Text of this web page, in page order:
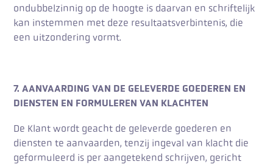
ondubbelzinnig op de hoogte is daarvan en schriftelijk
kan instemmen met deze resultaatsverbintenis, die
een uitzondering vormt.
7. AANVAARDING VAN DE GELEVERDE GOEDEREN EN
DIENSTEN EN FORMULEREN VAN KLACHTEN
De Klant wordt geacht de geleverde goederen en
diensten te aanvaarden, tenzij ingeval van klacht die
geformuleerd is per aangetekend schrijven, gericht